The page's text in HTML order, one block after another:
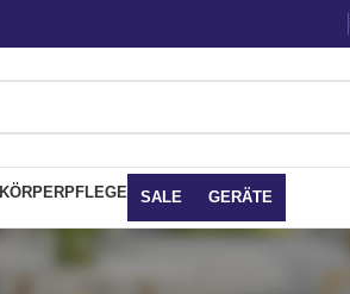
KÖRPERPFLEGE SALE GERÄTE